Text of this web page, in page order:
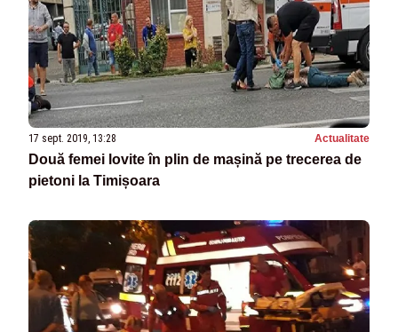
17 sept. 2019, 13:28 Actualitate
Două femei lovite în plin de mașină pe trecerea de
pietoni la Timișoara